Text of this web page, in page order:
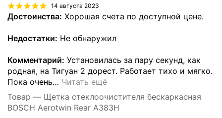
14 августа 2023
Достоинства: Хорошая счета по доступной цене.
Недостатки: Не обнаружил
Комментарий: Установилась за пару секунд, как
родная, на Тигуан 2 дорест. Работает тихо и мягко.
Пока очень… Читать ещё
Товар — Щетка стеклоочистителя бескаркасная
BOSCH Aerotwin Rear A383H